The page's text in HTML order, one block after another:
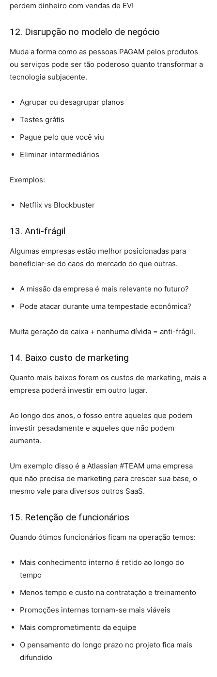
perdem dinheiro com vendas de EV!
12. Disrupção no modelo de negócio
Muda a forma como as pessoas PAGAM pelos produtos
ou serviços pode ser tão poderoso quanto transformar a
tecnologia subjacente.
Agrupar ou desagrupar planos
Testes grátis
Pague pelo que você viu
Eliminar intermediários
Exemplos:
Netflix vs Blockbuster
13. Anti-frágil
Algumas empresas estão melhor posicionadas para
beneficiar-se do caos do mercado do que outras.
A missão da empresa é mais relevante no futuro?
Pode atacar durante uma tempestade econômica?
Muita geração de caixa + nenhuma dívida = anti-frágil.
14. Baixo custo de marketing
Quanto mais baixos forem os custos de marketing, mais a
empresa poderá investir em outro lugar.
Ao longo dos anos, o fosso entre aqueles que podem
investir pesadamente e aqueles que não podem
aumenta.
Um exemplo disso é a Atlassian #TEAM uma empresa
que não precisa de marketing para crescer sua base, o
mesmo vale para diversos outros SaaS.
15. Retenção de funcionários
Quando ótimos funcionários ficam na operação temos:
Mais conhecimento interno é retido ao longo do
tempo
Menos tempo e custo na contratação e treinamento
Promoções internas tornam-se mais viáveis
Mais comprometimento da equipe
O pensamento do longo prazo no projeto fica mais
difundido